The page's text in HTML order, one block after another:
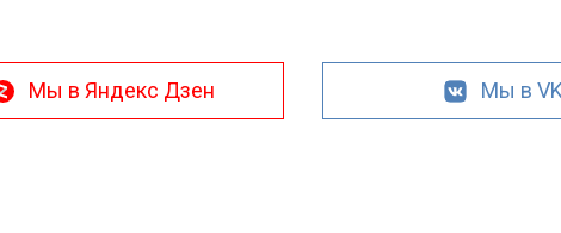
Мы в Яндекс Дзен Мы в VK